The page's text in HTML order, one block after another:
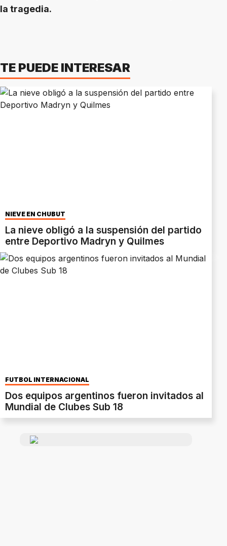
la tragedia.
TE PUEDE INTERESAR
NIEVE EN CHUBUT
La nieve obligó a la suspensión del partido
entre Deportivo Madryn y Quilmes
FÚTBOL INTERNACIONAL
Dos equipos argentinos fueron invitados al
Mundial de Clubes Sub 18